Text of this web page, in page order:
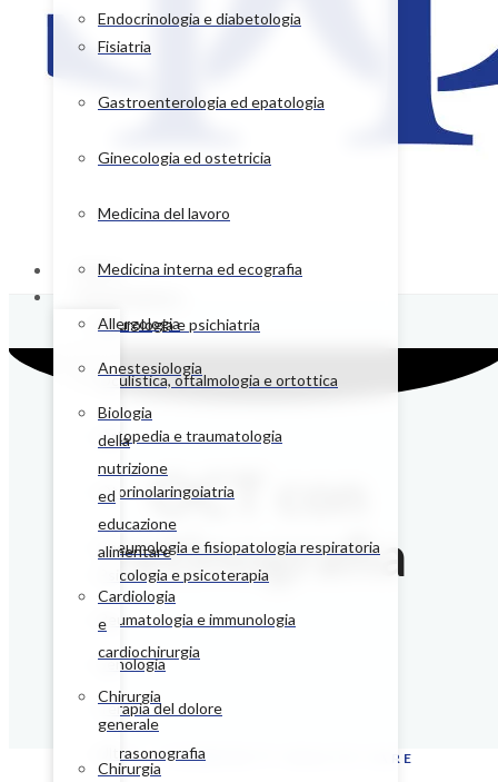
Endocrinologia e diabetologia
Fisiatria
Gastroenterologia ed epatologia
Ginecologia ed ostetricia
Medicina del lavoro
Medicina interna ed ecografia
Neurologia e psichiatria
Oculistica, oftalmologia e ortottica
Ortopedia e traumatologia
Otorinolaringoiatria
Pneumologia e fisiopatologia respiratoria
Psicologia e psicoterapia
Reumatologia e immunologia
Senologia
Terapia del dolore
Ultrasonografia
Home
Allergologia
Anestesiologia
Biologia
della
nutrizione
ed
educazione
alimentare
Cardiologia
e
cardiochirurgia
Chirurgia
generale
Chirurgia
OCT con
retinografia
CHC - COMMUNITY HEALTH CARE